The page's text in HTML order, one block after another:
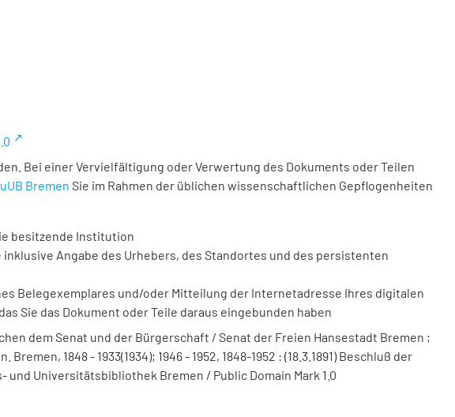
Bei einer Vervielfältigung oder Verwertung des Dokuments oder Teilen
Bremen Sie im Rahmen der üblichen wissenschaftlichen Gepflogenheiten
besitzende Institution
inklusive Angabe des Urhebers, des Standortes und des persistenten
Belegexemplares und/oder Mitteilung der Internetadresse Ihres digitalen
Sie das Dokument oder Teile daraus eingebunden haben
dem Senat und der Bürgerschaft / Senat der Freien Hansestadt Bremen ;
1848 - 1933(1934); 1946 - 1952, 1848-1952 : (18.3.1891) Beschluß der
und Universitätsbibliothek Bremen / Public Domain Mark 1.0